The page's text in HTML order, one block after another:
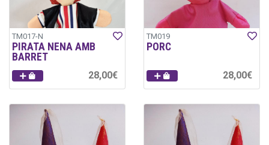
TM017-N
PIRATA NENA AMB
BARRET
28,00€
TM019
PORC
28,00€